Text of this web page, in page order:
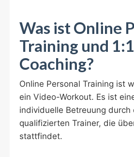
Was ist Online
Training und 1:1
Coaching?
Online Personal Training ist
ein Video-Workout. Es ist
individuelle Betreuung durch
qualifizierten Trainer, die
stattfindet.